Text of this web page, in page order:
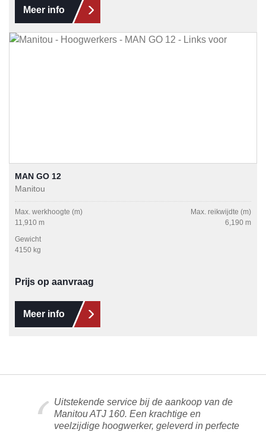
Meer info
MAN GO 12
Manitou
Max. werkhoogte (m)
11,910 m
Max. reikwijdte (m)
6,190 m
Gewicht
4150 kg
Prijs op aanvraag
Meer info
Uitstekende service bij de aankoop van de
Manitou ATJ 160. Een krachtige en
veelzijdige hoogwerker, geleverd in perfecte